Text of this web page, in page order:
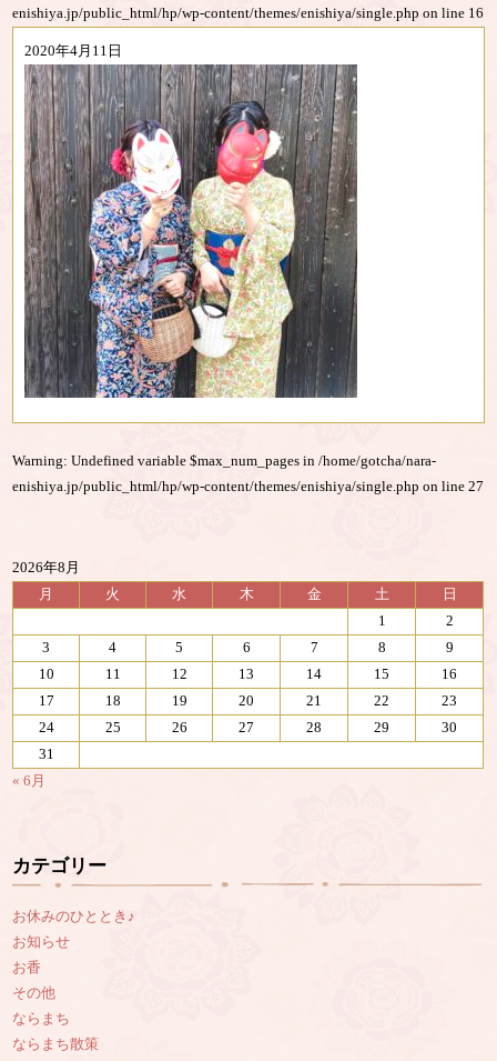
enishiya.jp/public_html/hp/wp-content/themes/enishiya/single.php on line 16
2020年4月11日
Warning: Undefined variable $max_num_pages in/home/gotcha/nara-
enishiya.jp/public_html/hp/wp-content/themes/enishiya/single.php on line27
2026年8月
月
火 水 木 金 土
日
1
2
3
4 5 6 7 8
9
10
11 12 13 14 15
16
17
18 19 20 21 22
23
24
25 26 27 28 29
30
31
« 6月
カテゴリー
お休みのひととき♪
お知らせ
お香
その他
ならまち
ならまち散策